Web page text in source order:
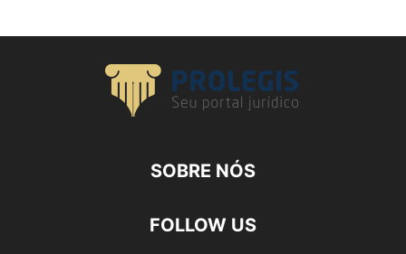
SOBRE NÓS
FOLLOW US